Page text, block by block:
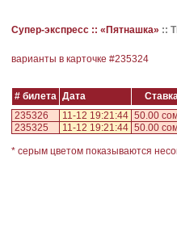
Супер-экспресс :: «Пятнашка» ::
варианты в карточке #235324
# билета Дата
235326
11-12 19:21:44 50.00
235325
11-12 19:21:44 50.00
* серым цветом показываются